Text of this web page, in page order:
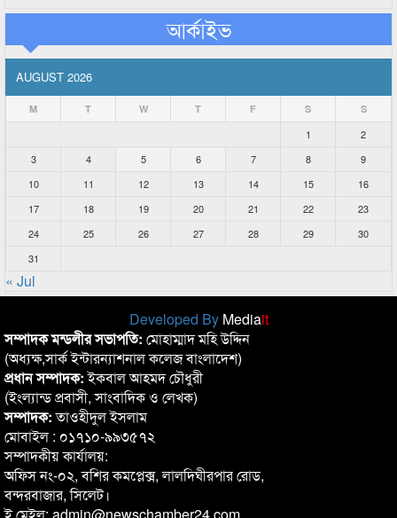
আর্কাইভ
AUGUST 2026
M T W T F S S
1
2
3
4 5 6 7 8
9
10
11 12 13 14 15
16
17
18 19 20 21 22
23
24
25 26 27 28 29
30
31
« Jul
Developed By Mediait
সম্পাদক মন্ডলীর সভাপতি: মোহাম্মাদ মহি উদ্দিন
(অধ্যক্ষ,সার্ক ইন্টারন্যাশনাল কলেজ বাংলাদেশ)
প্রধান সম্পাদক:ইকবাল আহমদ চৌধুরী
(ইংল্যান্ড প্রবাসী, সাংবাদিক ও লেখক)
সম্পাদক:তাওহীদুল ইসলাম
মোবাইল : ০১৭১০-৯৯৩৫৭২
সম্পাদকীয় কার্যালয়:
অফিস নং-০২, বশির কমপ্লেক্স, লালদিঘীরপার রোড,
বন্দরবাজার, সিলেট।